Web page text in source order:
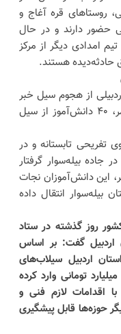
روستاهای قره آغاج و
حضور دارند و در حال
امدادرسانی به متاثران از سیل هستند. ۲ تیم امدادی دیگر از مرکز
حادثه‌دیده هستند.
۴۰ دانش آموز اردبیلی از هجوم سیل خبر
داد و گفت: با تلاش امدادگران هلال‌احمر، ۴۰ دانش‌آموز از سیل
تفریحی تابستانه و در
جاده بیله‌سوار گرفتار
این دانش‌آموزان نجات
بیله‌سوار انتقال داده
روز گذشته در ستاد
اردبیل گفت: بر اساس
اردبیل سیلاب‌های
خسارت چند ۱۰ هزار میلیارد تومانی وارد کرده
اقدامات لازم فنی و
حوزه‌ها قابل پیشگیری